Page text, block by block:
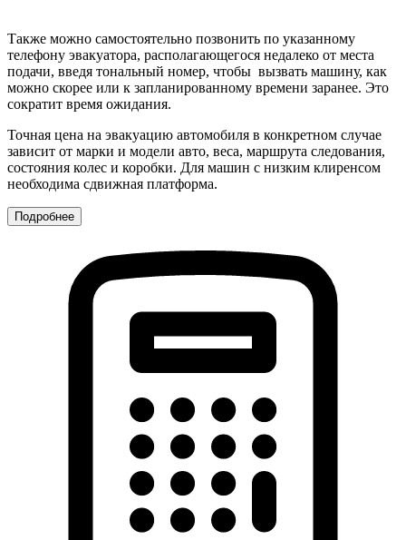
Также можно самостоятельно позвонить по указанному
телефону эвакуатора, располагающегося недалеко от места
подачи, введя тональный номер, чтобы вызвать машину, как
можно скорее или к запланированному времени заранее. Это
сократит время ожидания.
Точная цена на эвакуацию автомобиля в конкретном случае
зависит от марки и модели авто, веса, маршрута следования,
состояния колес и коробки. Для машин с низким клиренсом
необходима сдвижная платформа.
Подробнее